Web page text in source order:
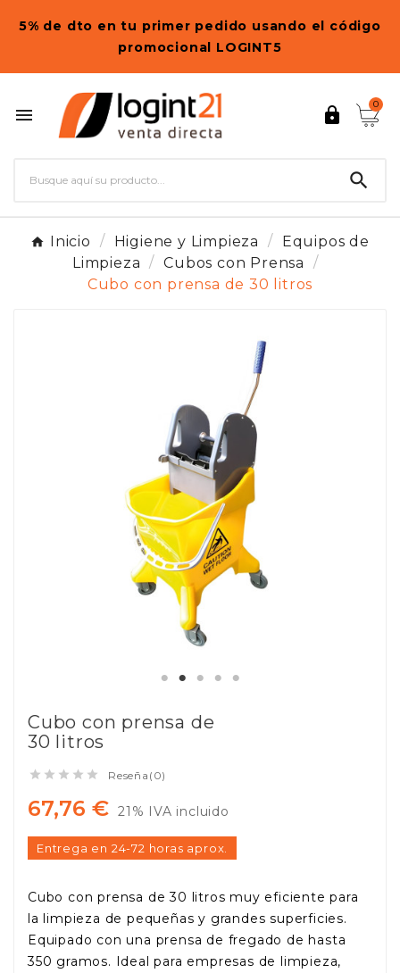
5% de dto en tu primer pedido usando el código
promocional LOGINT5
 
0

Inicio Higiene y Limpieza
Equipos de
Limpieza
Cubos con Prensa
Cubo con prensa de 30 litros
Cubo con prensa de
30 litros
     Reseña(0)
67,76 € 21% IVA incluido
Entrega en 24-72 horas aprox.
Cubo con prensa de 30 litros muy eficiente para
la limpieza de pequeñas y grandes superficies.
Equipado con una prensa de fregado de hasta
350 gramos. Ideal para empresas de limpieza,